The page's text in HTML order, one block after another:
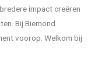
impact creëren
Bij Biemond
voorop. Welkom bij